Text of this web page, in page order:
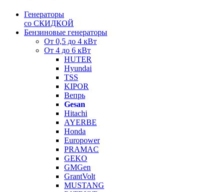
Генераторы
со СКИДКОЙ
Бензиновые генераторы
От 0,5 до 4 кВт
От 4 до 6 кВт
HUTER
Hyundai
TSS
KIPOR
Вепрь
Gesan
Hitachi
AYERBE
Honda
Europower
PRAMAC
GEKO
GMGen
GrantVolt
MUSTANG